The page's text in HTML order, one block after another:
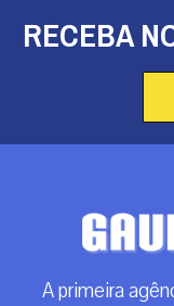
RECEBA
A primeira